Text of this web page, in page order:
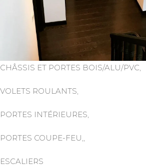
CHÂSSIS ET PORTES BOIS/ALU/PVC,
VOLETS ROULANTS,
PORTES INTÉRIEURES,
PORTES COUPE-FEU,,
ESCALIERS